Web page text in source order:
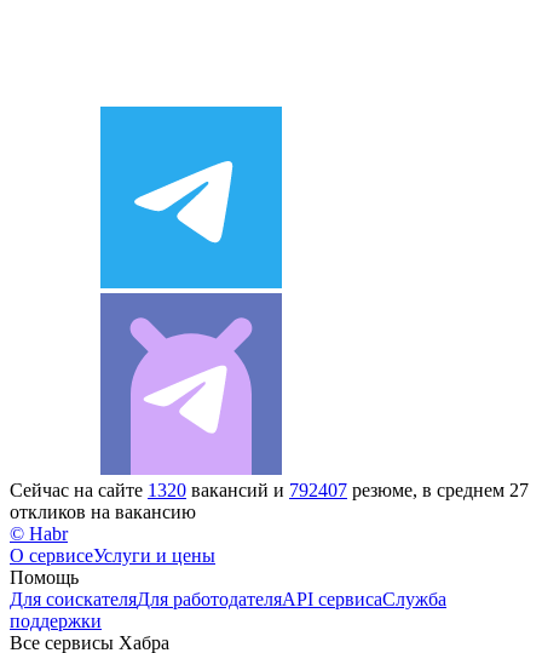
Сейчас на сайте 1320 вакансий и 792407 резюме, в среднем 27
откликов на вакансию
© Habr
О сервисеУслуги и цены
Помощь
Для соискателяДля работодателяAPI сервисаСлужба
поддержки
Все сервисы Хабра